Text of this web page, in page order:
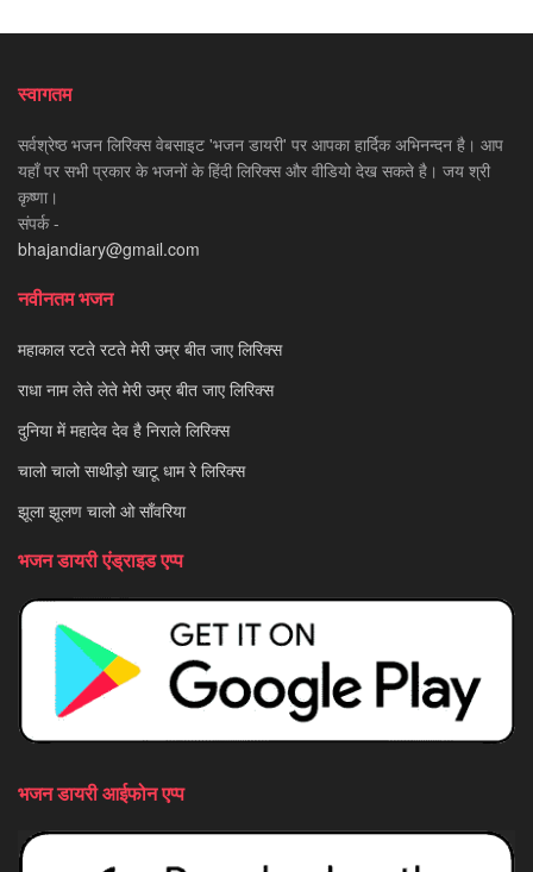
स्वागतम
सर्वश्रेष्ठ भजन लिरिक्स वेबसाइट 'भजन डायरी' पर आपका हार्दिक अभिनन्दन है। आप
यहाँ पर सभी प्रकार के भजनों के हिंदी लिरिक्स और वीडियो देख सकते है। जय श्री
कृष्णा।
संपर्क -
bhajandiary@gmail.com
नवीनतम भजन
महाकाल रटते रटते मेरी उम्र बीत जाए लिरिक्स
राधा नाम लेते लेते मेरी उम्र बीत जाए लिरिक्स
दुनिया में महादेव देव है निराले लिरिक्स
चालो चालो साथीड़ो खाटू धाम रे लिरिक्स
झूला झूलण चालो ओ साँवरिया
भजन डायरी एंड्राइड एप्प
भजन डायरी आईफोन एप्प